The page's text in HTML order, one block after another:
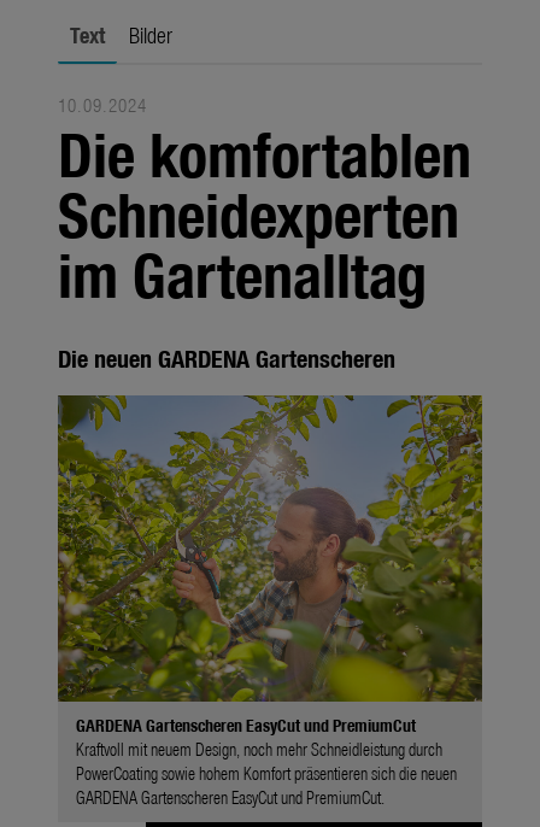
Media
Produkte
Jahreszeiten
Unternehmen
Über uns
Über Gardena
Pressekontakt
Text Bilder
10.09.2024
Die komfortablen
Schneidexperten
im Gartenalltag
Die neuen GARDENA Gartenscheren
GARDENA Gartenscheren EasyCut und PremiumCut
Kraftvoll mit neuem Design, noch mehr Schneidleistung durch
PowerCoating sowie hohem Komfort präsentieren sich die neuen
GARDENA Gartenscheren EasyCut und PremiumCut.